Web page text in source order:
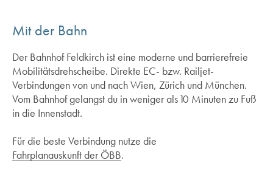
Mit der Bahn
Der Bahnhof Feldkirch ist eine moderne und barrierefreie
Mobilitätsdrehscheibe. Direkte EC- bzw. Railjet-
Verbindungen von und nach Wien, Zürich und München.
Vom Bahnhof gelangst du in weniger als 10 Minuten zu Fuß
in die Innenstadt.
Für die beste Verbindung nutze die
Fahrplanauskunft der ÖBB.